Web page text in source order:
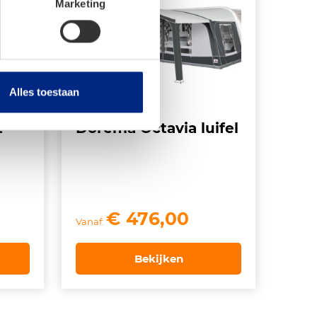
Marketing
Alles toestaan
Dorema Octavia luifel
Vanaf:€ 476,00
Bekijken